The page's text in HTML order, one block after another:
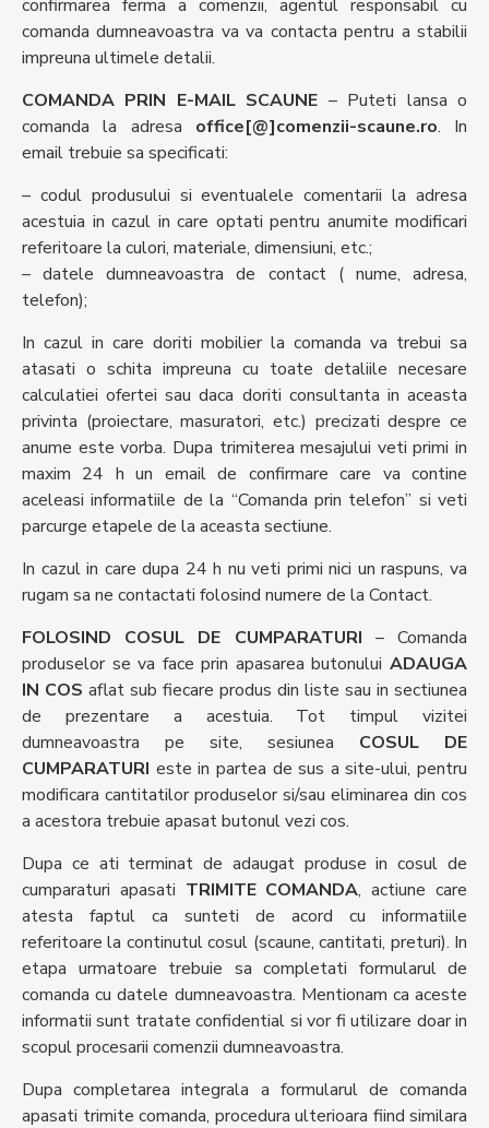
confirmarea ferma a comenzii, agentul responsabil cu
comanda dumneavoastra va va contacta pentru a stabilii
impreuna ultimele detalii.
COMANDA PRIN E-MAIL SCAUNE – Puteti lansa o
comanda la adresa office[@]comenzii-scaune.ro. In
email trebuie sa specificati:
– codul produsului si eventualele comentarii la adresa
acestuia in cazul in care optati pentru anumite modificari
referitoare la culori, materiale, dimensiuni, etc.;
– datele dumneavoastra de contact ( nume, adresa,
telefon);
In cazul in care doriti mobilier la comanda va trebui sa
atasati o schita impreuna cu toate detaliile necesare
calculatiei ofertei sau daca doriti consultanta in aceasta
privinta (proiectare, masuratori, etc.) precizati despre ce
anume este vorba. Dupa trimiterea mesajului veti primi in
maxim 24 h un email de confirmare care va contine
aceleasi informatiile de la “Comanda prin telefon” si veti
parcurge etapele de la aceasta sectiune.
In cazul in care dupa 24 h nu veti primi nici un raspuns, va
rugam sa ne contactati folosind numere de la Contact.
FOLOSIND COSUL DE CUMPARATURI – Comanda
produselor se va face prin apasarea butonului ADAUGA
IN COS aflat sub fiecare produs din liste sau in sectiunea
de prezentare a acestuia. Tot timpul vizitei
dumneavoastra pe site, sesiunea COSUL DE
CUMPARATURI este in partea de sus a site-ului, pentru
modificara cantitatilor produselor si/sau eliminarea din cos
a acestora trebuie apasat butonul vezi cos.
Dupa ce ati terminat de adaugat produse in cosul de
cumparaturi apasati TRIMITE COMANDA, actiune care
atesta faptul ca sunteti de acord cu informatiile
referitoare la continutul cosul (scaune, cantitati, preturi). In
etapa urmatoare trebuie sa completati formularul de
comanda cu datele dumneavoastra. Mentionam ca aceste
informatii sunt tratate confidential si vor fi utilizare doar in
scopul procesarii comenzii dumneavoastra.
Dupa completarea integrala a formularul de comanda
apasati trimite comanda, procedura ulterioara fiind similara